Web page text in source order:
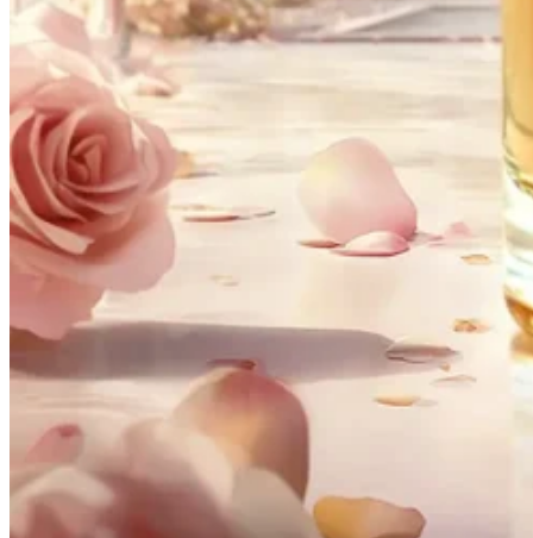
House of Dreams – Pistachio Fever 100ml EDP
Eau de Parfum
•
Uniszex
Részletek